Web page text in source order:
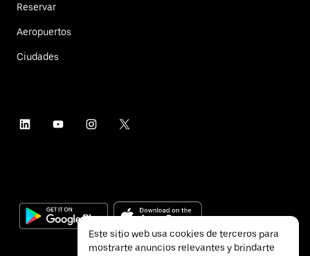
Reservar
Aeropuertos
Ciudades
Este sitio web usa cookies de terceros para
mostrarte anuncios relevantes y brindarte